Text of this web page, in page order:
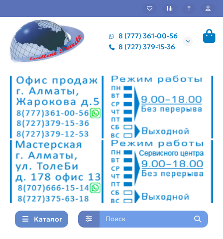
₸
8 (777) 361-00-56
8 (727) 379-15-36
Каталог